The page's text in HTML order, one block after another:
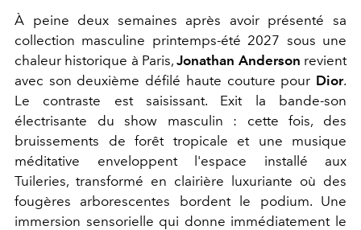
À peine deux semaines après avoir présenté sa
collection masculine printemps-été 2027 sous une
chaleur historique à Paris,Jonathan Anderson revient
avec son deuxième défilé haute couture pour Dior.
Le contraste est saisissant. Exit la bande-son
électrisante du show masculin : cette fois, des
bruissements de forêt tropicale et une musique
méditative enveloppent l'espace installé aux
Tuileries, transformé en clairière luxuriante où des
fougères arborescentes bordent le podium. Une
immersion sensorielle qui donne immédiatement le